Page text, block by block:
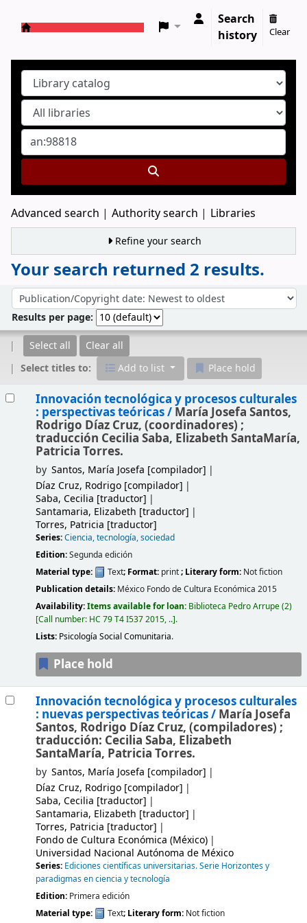
Search
history
Clear
Advanced search Authority search Libraries
Refine your search
Your search returned 2 results.
Sort by:
Results per page:
Select all
Clear all
Select titles to:
Add to list Place hold
Innovación tecnológica y procesos culturales
: perspectivas teóricas / María Josefa Santos,
Rodrigo Díaz Cruz, (coordinadores) ;
traducción Cecilia Saba, Elizabeth SantaMaría,
Patricia Torres.
by Santos, María Josefa [compilador]
Díaz Cruz, Rodrigo[compilador]
Saba, Cecilia [traductor]
Santamaria, Elizabeth [traductor]
Torres, Patricia [traductor]
Series:Ciencia, tecnología, sociedad
Edition:Segunda edición
Material type:
Text; Format: print; Literary form: Not fiction
Publication details: México Fondo de Cultura Económica 2015
Availability:Items available for loan: Biblioteca Pedro Arrupe(2)
Call number: HC 79 T4 I537 2015, .. .
Lists: Psicología Social Comunitaria.
Place hold
Innovación tecnológica y procesos culturales
: nuevas perspectivas teóricas / María Josefa
Santos, Rodrigo Díaz Cruz, (compiladores) ;
traducción: Cecilia Saba, Elizabeth
SantaMaría, Patricia Torres.
by Santos, María Josefa [compilador]
Díaz Cruz, Rodrigo[compilador]
Saba, Cecilia [traductor]
Santamaria, Elizabeth [traductor]
Torres, Patricia [traductor]
Fondo de Cultura Económica (México)
Universidad Nacional Autónoma de México
Series: Ediciones científicas universitarias. Serie Horizontes y
paradigmas en ciencia y tecnología
Edition: Primera edición
Material type:
Text; Literary form: Not fiction